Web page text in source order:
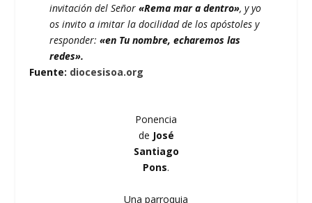
invitación del Señor«Rema mar a dentro», y yo
os invito a imitar la docilidad de los apóstoles y
responder:«en Tu nombre, echaremos las
redes».
Fuente: diocesisoa.org
Ponencia
de José
Santiago
Pons.
Una parroquia